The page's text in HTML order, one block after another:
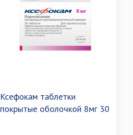
Ксефокам таблетки
покрытые оболочкой 8мг 30